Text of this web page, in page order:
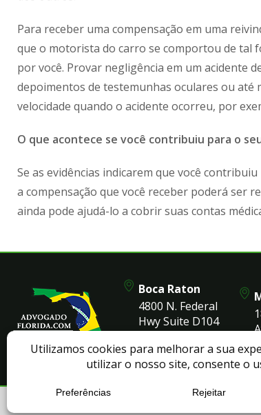
Para receber uma compensação em uma
que o motorista do carro se comportou de tal
por você. Provar negligência em um acidente
depoimentos de testemunhas oculares ou até
velocidade quando o acidente ocorreu, por
O que acontece se você contribuiu para o
Se as evidências indicarem que você
a compensação que você receber poderá ser
ainda pode ajudá-lo a cobrir suas contas
Boca Raton
4800 N. Federal
Hwy Suite D104
33431